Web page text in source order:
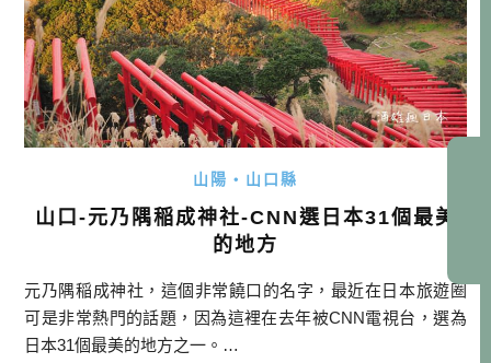
山陽・山口縣
山口-元乃隅稲成神社-CNN選日本31個最美
的地方
元乃隅稲成神社，這個非常饒口的名字，最近在日本旅遊圈
可是非常熱門的話題，因為這裡在去年被CNN電視台，選為
日本31個最美的地方之一。…